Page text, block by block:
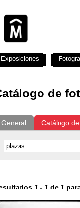
de
General Catálogo
1 - 1 de 1
Exposiciones